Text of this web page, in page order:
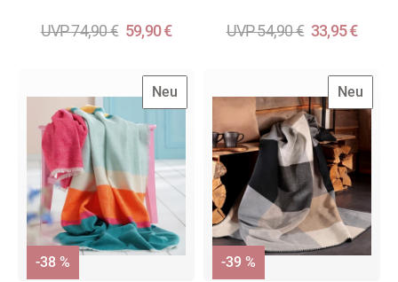
UVP 74,90 € 59,90 € UVP 54,90 € 33,95 €
Neu
-38 %
Neu
-39 %